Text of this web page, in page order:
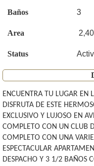
Baños 3
Area
Status
ENCUENTRA TU LUGAR EN
DISFRUTA DE ESTE
EXCLUSIVO Y LUJOSO EN
COMPLETO CON UN CLUB
COMPLETO CON UNA
ESPECTACULAR
DESPACHO Y 3 1/2 BAÑOS